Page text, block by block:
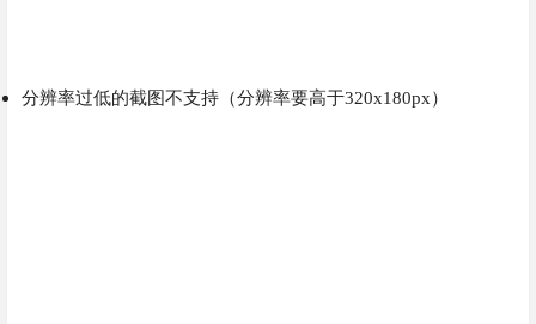
分辨率过低的截图不支持（分辨率要高于320x180px）